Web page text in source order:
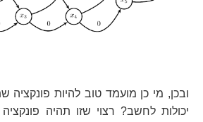
ובכן, מי כן מועמד טוב להיות פונקציה
יכולות לחשב? רצוי שזו תהיה